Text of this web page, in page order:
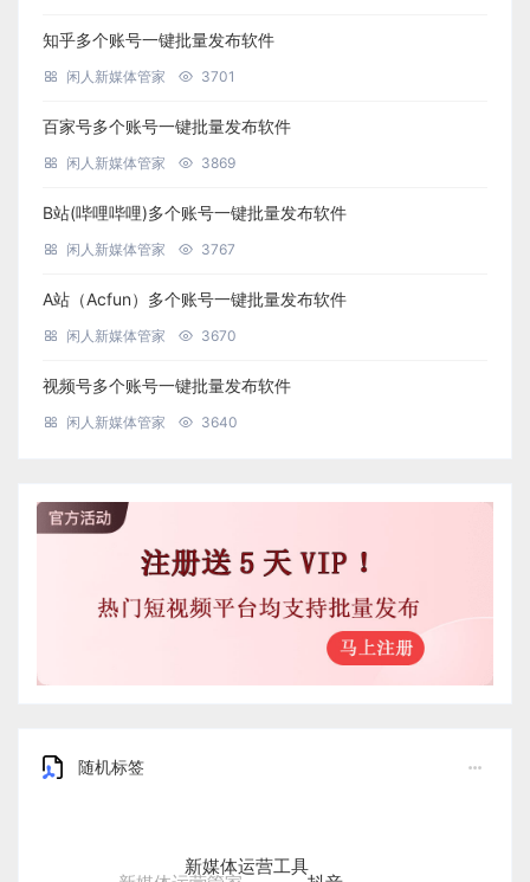
知乎多个账号一键批量发布软件
闲人新媒体管家 3701
百家号多个账号一键批量发布软件
闲人新媒体管家 3869
B站(哔哩哔哩)多个账号一键批量发布软件
闲人新媒体管家 3767
A站（Acfun）多个账号一键批量发布软件
闲人新媒体管家 3670
视频号多个账号一键批量发布软件
闲人新媒体管家 3640
随机标签
新媒体运营工具
抖音